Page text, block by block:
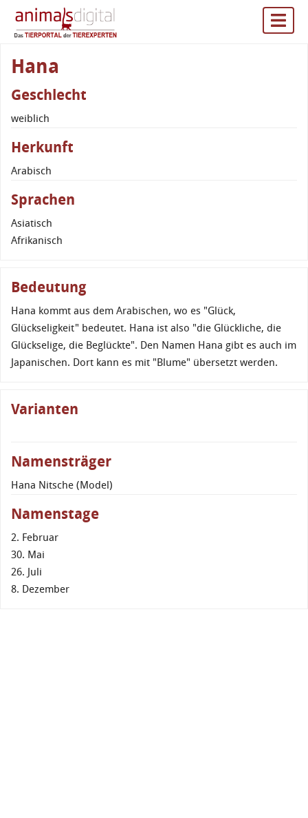
Hana
Geschlecht
weiblich
Herkunft
Arabisch
Sprachen
Asiatisch
Afrikanisch
Bedeutung
Hana kommt aus dem Arabischen, wo es "Glück,
Glückseligkeit" bedeutet. Hana ist also "die Glückliche, die
Glückselige, die Beglückte". Den Namen Hana gibt es auch im
Japanischen. Dort kann es mit "Blume" übersetzt werden.
Varianten
Namensträger
Hana Nitsche (Model)
Namenstage
2. Februar
30. Mai
26. Juli
8. Dezember